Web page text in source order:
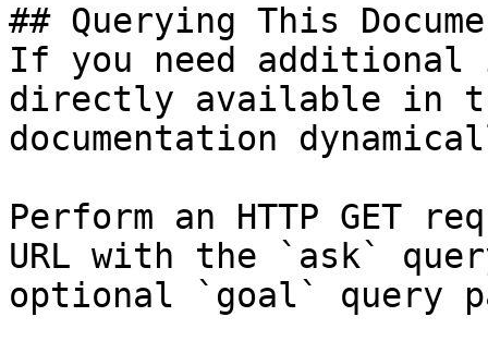
## Querying This
If you need
directly available in
documentation
Perform an HTTP GET
URL with the `ask`
optional `goal` query